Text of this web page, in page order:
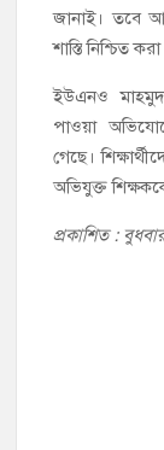
জানাই। তবে
শাস্তি নিশ্চিত
ইউএনও
পাওয়া
গেছে।
অভিযুক্ত
প্রকাশিত :